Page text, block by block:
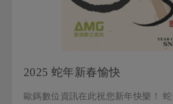
意！